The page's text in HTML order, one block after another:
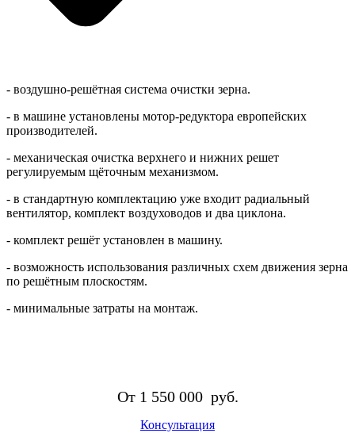
- воздушно-решётная система очистки зерна.
- в машине установлены мотор-редуктора европейских
производителей.
- механическая очистка верхнего и нижних решет
регулируемым щёточным механизмом.
- в стандартную комплектацию уже входит радиальный
вентилятор, комплект воздуховодов и два циклона.
- комплект решёт установлен в машину.
- возможность использования различных схем движения зерна
по решётным плоскостям.
- минимальные затраты на монтаж.
От 1 550 000руб.
Консультация